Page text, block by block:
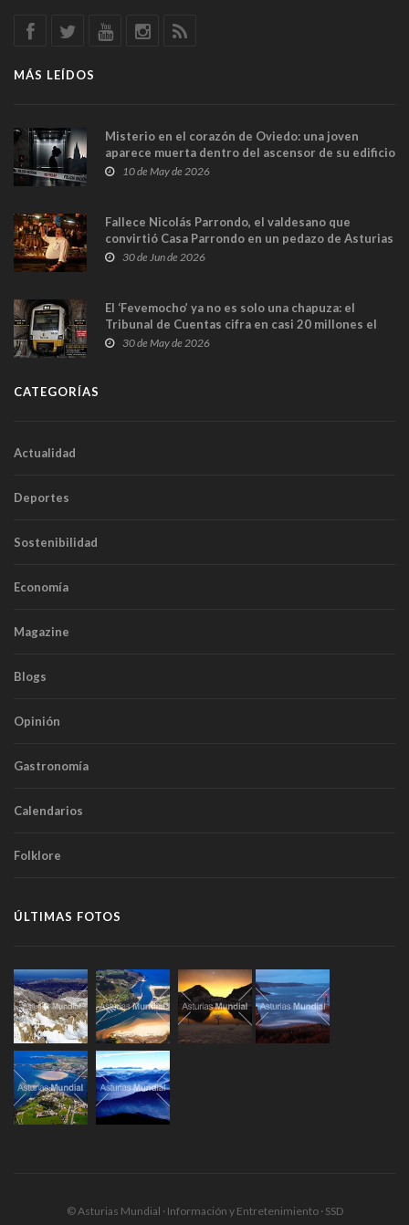
MÁS LEÍDOS
Misterio en el corazón de Oviedo: una joven
aparece muerta dentro del ascensor de su edificio
y las cámaras captan sus últimos minutos
10 de May de 2026
Fallece Nicolás Parrondo, el valdesano que
convirtió Casa Parrondo en un pedazo de Asturias
en Madrid
30 de Jun de 2026
El ‘Fevemocho’ ya no es solo una chapuza: el
Tribunal de Cuentas cifra en casi 20 millones el
sobrecoste de los trenes que no cabían por los
30 de May de 2026
CATEGORÍAS
Actualidad
Deportes
Sostenibilidad
Economía
Magazine
Blogs
Opinión
Gastronomía
Calendarios
Folklore
ÚLTIMAS FOTOS
© Asturias Mundial · Información y Entretenimiento · SSD